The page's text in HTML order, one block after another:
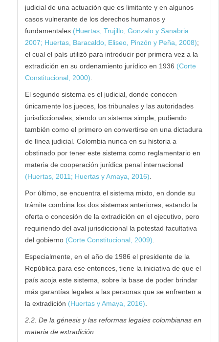
judicial de una actuación que es limitante y en algunos
casos vulnerante de los derechos humanos y
fundamentales (Huertas, Trujillo, Gonzalo y Sanabria
2007; Huertas, Baracaldo, Eliseo, Pinzón y Peña, 2008);
el cual el país utilizó para introducir por primera vez a la
extradición en su ordenamiento jurídico en 1936 (Corte
Constitucional, 2000)
El segundo sistema es el judicial, donde conocen
únicamente los jueces, los tribunales y las autoridades
jurisdiccionales, siendo un sistema simple, pudiendo
también como el primero en convertirse en una dictadura
de línea judicial. Colombia nunca en su historia a
obstinado por tener este sistema como reglamentario en
materia de cooperación jurídica penal internacional
(Huertas, 2011; Huertas y Amaya, 2016)
Por último, se encuentra el sistema mixto, en donde su
trámite combina los dos sistemas anteriores, estando la
oferta o concesión de la extradición en el ejecutivo, pero
requiriendo del aval jurisdiccional la potestad facultativa
del gobierno (Corte Constitucional, 2009)
Especialmente, en el año de 1986 el presidente de la
República para ese entonces, tiene la iniciativa de que el
país acoja este sistema, sobre la base de poder brindar
más garantías legales a las personas que se enfrenten a
la extradición (Huertas y Amaya, 2016)
2.2. De la génesis y las reformas legales colombianas en
materia de extradición